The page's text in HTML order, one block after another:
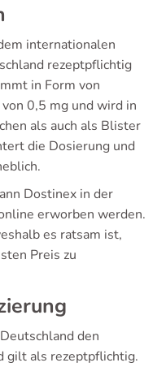
internationalen
rezeptpflichtig
in Form von
0,5 mg und wird in
als auch als Blister
die Dosierung und
Dostinex in der
erworben werden.
es ratsam ist,
Preis zu
den
gilt als rezeptpflichtig.